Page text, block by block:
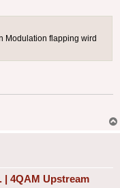
Modulation flapping wird
| 4QAM Upstream